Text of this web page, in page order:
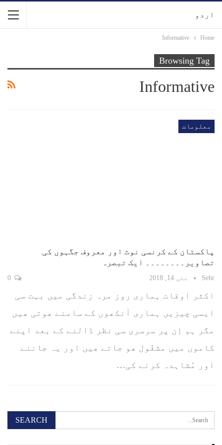
اردو
Home
Informative
Browsing Tag
Informative
معلومات
پاکستان کے کرنسی نوٹ اور معروف جگہوں کی
تصاویر۔۔۔۔۔۔۔۔ ایک تبصرہ
Sehr مئی 14, 2018
اکثر اوقات ہماری روز مرہ زندگی میں بہت سی
ایسی چیزیں ہماری آنکھوں کے سامنے ھوتی ھیں
مگر ہم اِن پر سرسری سی نظر ڈالنے کے بعد اپنے
کاموں میں مشغُول ھو جاتے ھیں اور یہ جاننے
اور مُشاہدہ کرنے کی…